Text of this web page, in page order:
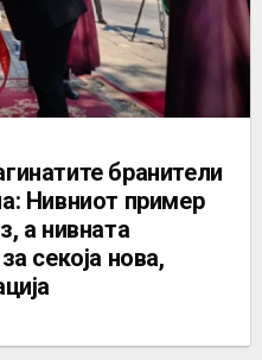
бранители
Нивниот пример
а нивната
секоја нова,